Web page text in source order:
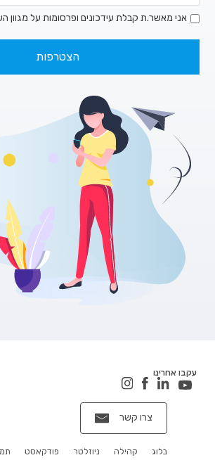
אני מאשר.ת קבלת עידכונים ופרסומות על מגוון
צרו קשר
פודקאסט ניוזלטר קהילה בלוג
עקבו אחרינו